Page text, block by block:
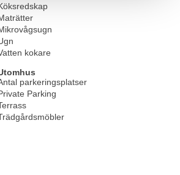
kokare
parkeringsplatser
Parking